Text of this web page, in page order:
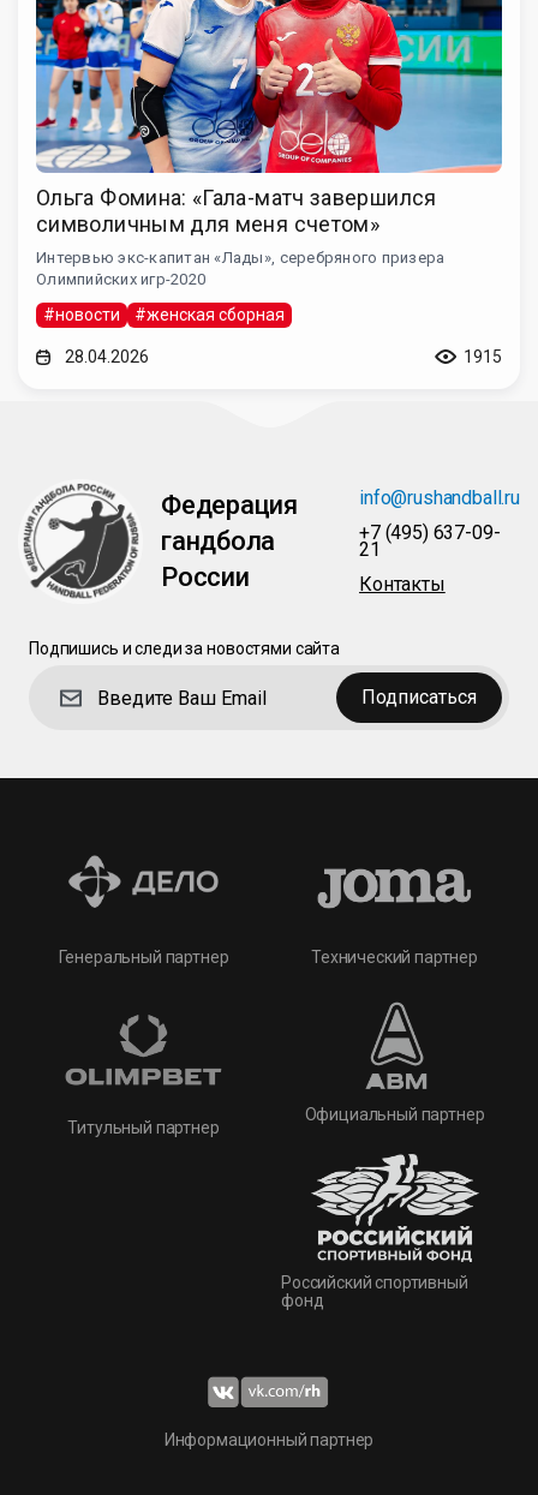
Ольга Фомина: «Гала-матч завершился
символичным для меня счетом»
Интервью экс-капитан «Лады», серебряного призера
Олимпийских игр-2020
#новости #женская сборная
28.04.2026 1915
Федерация
гандбола
России
info@rushandball.ru
+7 (495) 637-09-
21
Контакты
Подпишись и следи за новостями сайта
Подписаться
Генеральный партнер
Титульный партнер
Технический партнер
Официальный партнер
Российский спортивный
фонд
Информационный партнер